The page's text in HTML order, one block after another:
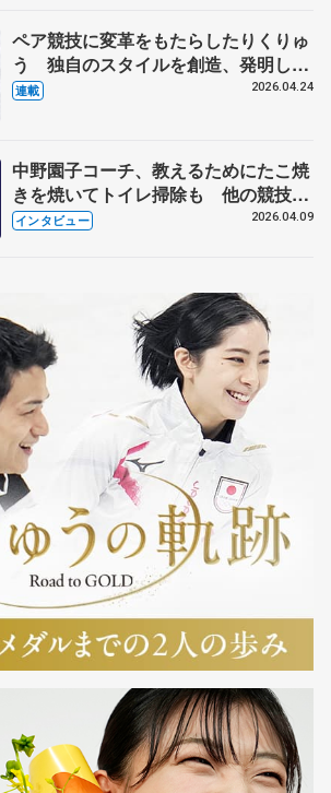
ペア競技に変革をもたらしたりくりゅ
う 独自のスタイルを創造、発明した
【引退発表後②】
連載 2026.04.24
中野園子コーチ、教えるためにたこ焼
きを焼いてトイレ掃除も 他の競技に
も通用するという坂本花織の筋肉
インタビュー 2026.04.09